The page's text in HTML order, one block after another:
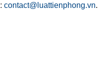
contact@luattienphong.vn.